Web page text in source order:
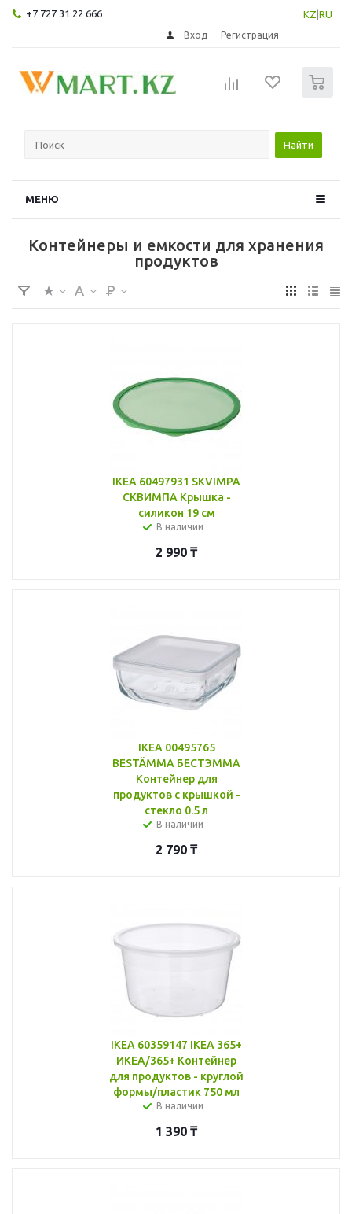
+7 727 31 22 666 KZ RU
Вход Регистрация
Найти
МЕНЮ
Контейнеры и емкости для хранения
продуктов
IKEA 60497931 SKVIMPA
СКВИМПА Крышка -
силикон 19 см
В наличии
2 990 ₸
IKEA 00495765
BESTÄMMA БЕСТЭММА
Контейнер для
продуктов с крышкой -
стекло 0.5 л
В наличии
2 790 ₸
IKEA 60359147 IKEA 365+
ИКЕА/365+ Контейнер
для продуктов - круглой
формы/пластик 750 мл
В наличии
1 390 ₸